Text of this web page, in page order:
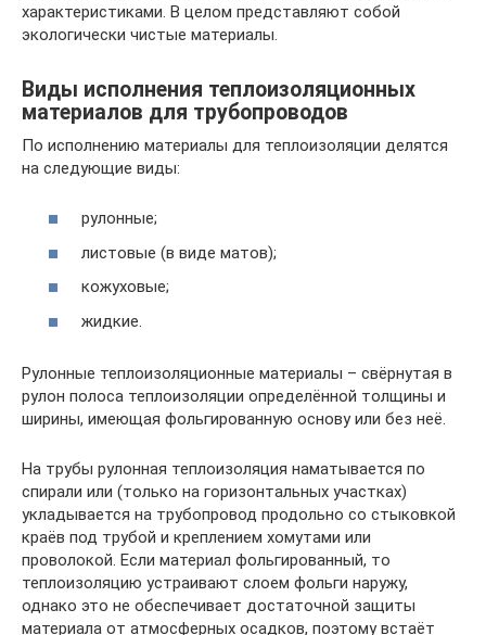
характеристиками. В целом представляют собой
экологически чистые материалы.
Виды исполнения теплоизоляционных
материалов для трубопроводов
По исполнению материалы для теплоизоляции делятся
на следующие виды:
рулонные;
листовые (в виде матов);
кожуховые;
жидкие.
Рулонные теплоизоляционные материалы – свёрнутая в
рулон полоса теплоизоляции определённой толщины и
ширины, имеющая фольгированную основу или без неё.
На трубы рулонная теплоизоляция наматывается по
спирали или (только на горизонтальных участках)
укладывается на трубопровод продольно со стыковкой
краёв под трубой и креплением хомутами или
проволокой. Если материал фольгированный, то
теплоизоляцию устраивают слоем фольги наружу,
однако это не обеспечивает достаточной защиты
материала от атмосферных осадков, поэтому встаёт